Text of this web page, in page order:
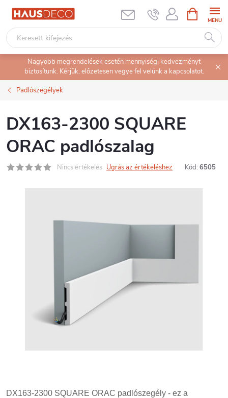
Ugrás
tartalomhoz
KOSÁR
Nagyobb megrendelések esetén mennyiségi kedvezményt
biztosítunk. Kérjük, előzetesen vegye fel velünk a kapcsolatot.
Padlószegélyek
DX163-2300 SQUARE
ORAC padlószalag
Nincs értékelés Ugrás az értékeléshez Kód: 6505
DX163-2300 SQUARE ORAC padlószegély - ez a